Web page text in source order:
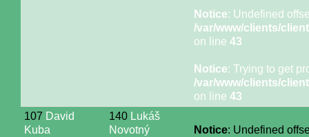
Notice: Undefined
/var/www/clients/
on line 43
Notice: Trying to get
/var/www/clients/
on line 43
107 David
Kuba
140 Lukáš
Novotný
Notice: Undefined